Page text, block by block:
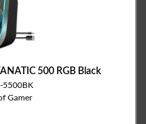
500 RGB Black
5500BK
Gamer